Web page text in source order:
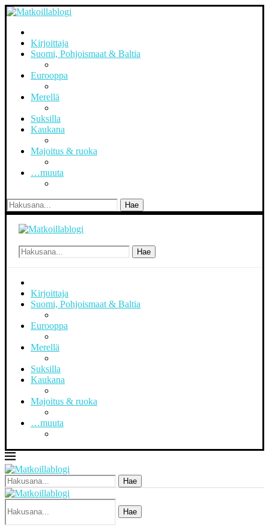
Kirjoittaja
Suomi, Pohjoismaat & Baltia
Eurooppa
Merellä
Suksilla
Kaukana
Majoitus & ruoka
…muuta
Hae
Hae
Kirjoittaja
Suomi, Pohjoismaat & Baltia
Eurooppa
Merellä
Suksilla
Kaukana
Majoitus & ruoka
…muuta
Hae
Hae